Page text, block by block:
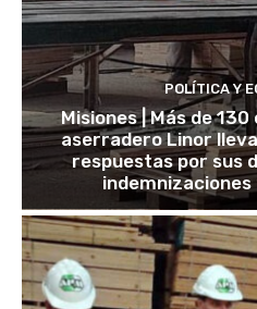
POLÍTICA Y
Misiones | Más de
aserradero Linor
respuestas por sus